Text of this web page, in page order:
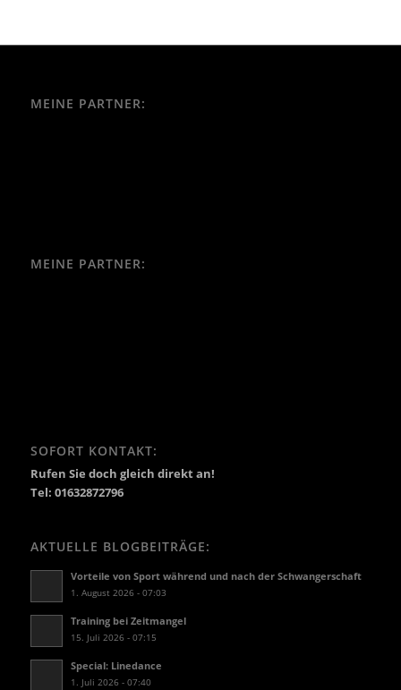
MEINE PARTNER:
MEINE PARTNER:
SOFORT KONTAKT:
Rufen Sie doch gleich direkt an!
Tel: 01632872796
AKTUELLE BLOGBEITRÄGE:
Vorteile von Sport während und nach der Schwangerschaft
1. August 2026 - 07:03
Training bei Zeitmangel
15. Juli 2026 - 07:15
Special: Linedance
1. Juli 2026 - 07:40